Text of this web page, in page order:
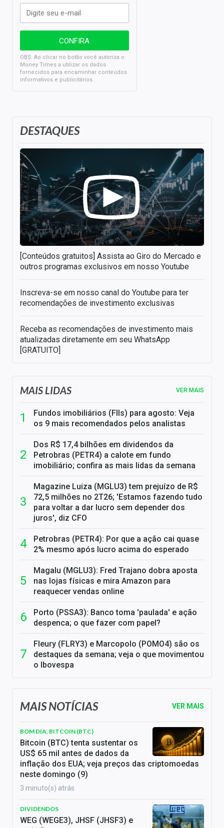
DESTAQUES
[Conteúdos gratuitos] Assista ao Giro do Mercado e
outros programas exclusivos em nosso Youtube
Inscreva-se em nosso canal do Youtube para ter
recomendações de investimento exclusivas
Receba as recomendações de investimento mais
atualizadas diretamente em seu WhatsApp
[GRATUITO]
OBS: Ao clicar no botão você autoriza o
Money Times a utilizar os dados
fornecidos para encaminhar conteúdos
informativos e publicitários.
MAIS LIDAS VER MAIS
Fundos imobiliários (FIIs) para agosto: Veja
os 9 mais recomendados pelos analistas
Dos R$ 17,4 bilhões em dividendos da
Petrobras (PETR4) a calote em fundo
imobiliário; confira as mais lidas da semana
Magazine Luiza (MGLU3) tem prejuízo de R$
72,5 milhões no 2T26; 'Estamos fazendo tudo
para voltar a dar lucro sem depender dos
juros', diz CFO
Petrobras (PETR4): Por que a ação cai quase
2% mesmo após lucro acima do esperado
Magalu (MGLU3): Fred Trajano dobra aposta
nas lojas físicas e mira Amazon para
reaquecer vendas online
Porto (PSSA3): Banco toma 'paulada' e ação
despenca; o que fazer com papel?
Fleury (FLRY3) e Marcopolo (POMO4) são os
destaques da semana; veja o que movimentou
o Ibovespa
MAIS NOTÍCIAS VER MAIS
BOM DIA, BITCOIN (BTC)
Bitcoin (BTC) tenta sustentar os
US$ 65 mil antes de dados da
inflação dos EUA; veja preços das criptomoedas
neste domingo (9)
3 minuto(s) atrás
DIVIDENDOS
WEG (WEGE3), JHSF (JHSF3) e